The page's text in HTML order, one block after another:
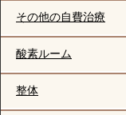
その他の自費治療
酸素ルーム
整体